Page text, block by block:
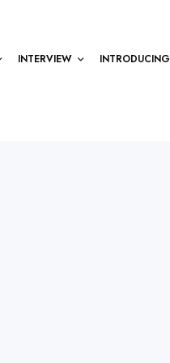
INTERVIEW INTRODUCING